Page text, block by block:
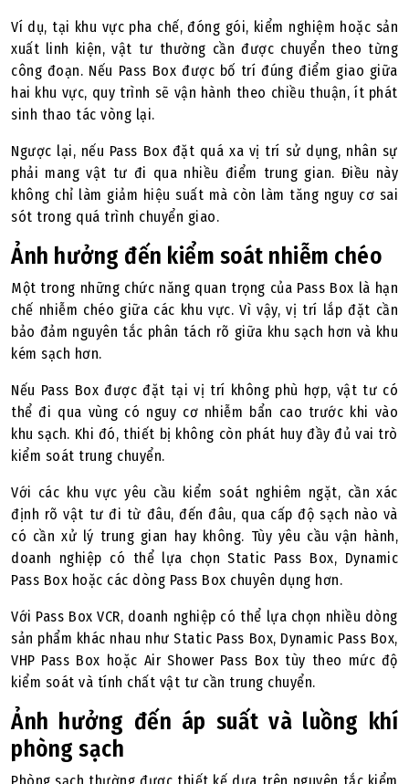
Ví dụ, tại khu vực pha chế, đóng gói, kiểm nghiệm hoặc sản
xuất linh kiện, vật tư thường cần được chuyển theo từng
công đoạn. Nếu Pass Box được bố trí đúng điểm giao giữa
hai khu vực, quy trình sẽ vận hành theo chiều thuận, ít phát
sinh thao tác vòng lại.
Ngược lại, nếu Pass Box đặt quá xa vị trí sử dụng, nhân sự
phải mang vật tư đi qua nhiều điểm trung gian. Điều này
không chỉ làm giảm hiệu suất mà còn làm tăng nguy cơ sai
sót trong quá trình chuyển giao.
Ảnh hưởng đến kiểm soát nhiễm chéo
Một trong những chức năng quan trọng của Pass Box là hạn
chế nhiễm chéo giữa các khu vực. Vì vậy, vị trí lắp đặt cần
bảo đảm nguyên tắc phân tách rõ giữa khu sạch hơn và khu
kém sạch hơn.
Nếu Pass Box được đặt tại vị trí không phù hợp, vật tư có
thể đi qua vùng có nguy cơ nhiễm bẩn cao trước khi vào
khu sạch. Khi đó, thiết bị không còn phát huy đầy đủ vai trò
kiểm soát trung chuyển.
Với các khu vực yêu cầu kiểm soát nghiêm ngặt, cần xác
định rõ vật tư đi từ đâu, đến đâu, qua cấp độ sạch nào và
có cần xử lý trung gian hay không. Tùy yêu cầu vận hành,
doanh nghiệp có thể lựa chọn Static Pass Box, Dynamic
Pass Box hoặc các dòng Pass Box chuyên dụng hơn.
Với Pass Box VCR, doanh nghiệp có thể lựa chọn nhiều dòng
sản phẩm khác nhau như Static Pass Box, Dynamic Pass Box,
VHP Pass Box hoặc Air Shower Pass Box tùy theo mức độ
kiểm soát và tính chất vật tư cần trung chuyển.
Ảnh hưởng đến áp suất và luồng khí
phòng sạch